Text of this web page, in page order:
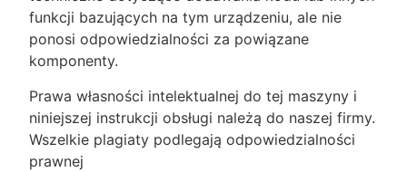
funkcji bazujących na tym urządzeniu, ale nie
ponosi odpowiedzialności za powiązane
komponenty.
Prawa własności intelektualnej do tej maszyny i
niniejszej instrukcji obsługi należą do naszej firmy.
Wszelkie plagiaty podlegają odpowiedzialności
prawnej